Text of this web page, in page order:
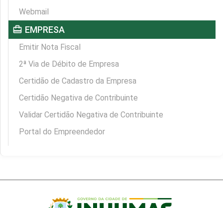
Webmail
card_travel EMPRESA
Emitir Nota Fiscal
2ª Via de Débito de Empresa
Certidão de Cadastro da Empresa
Certidão Negativa de Contribuinte
Validar Certidão Negativa de Contribuinte
Portal do Empreendedor